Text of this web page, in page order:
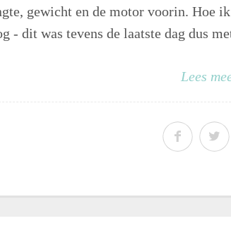
gewicht en de motor voorin. Hoe
- dit was tevens de laatste dag dus
Lees